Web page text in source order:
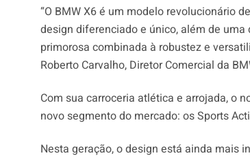
“O BMW X6 é um modelo revolucionário
design diferenciado e único, além de
primorosa combinada à robustez e
Roberto Carvalho, Diretor Comercial da
Com sua carroceria atlética e arrojada, o
novo segmento do mercado: os Sports
Nesta geração, o design está ainda mais